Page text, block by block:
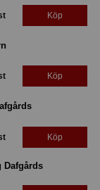
Köp
Köp
Köp
Dafgårds